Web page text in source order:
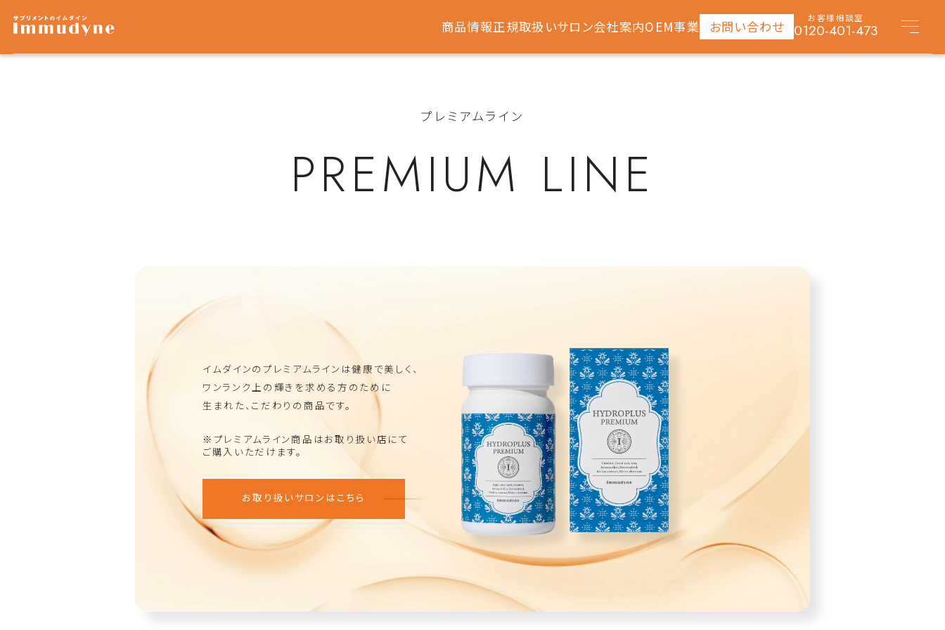
商品情報正規取扱いサロン会社案内OEM事業 お問い合わせ お客様相談室
0120-401-473
プレミアムライン
PREMIUM LINE
イムダインのプレミアムラインは健康で美しく、
ワンランク上の輝きを求める方のために
生まれた、こだわりの商品です。
※プレミアムライン商品はお取り扱い店にて
ご購入いただけます。
お取り扱いサロンはこちら